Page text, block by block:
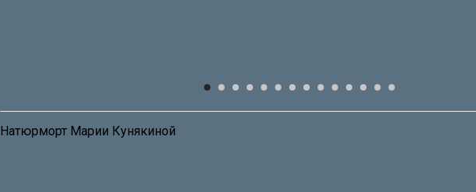
Натюрморт Марии Кунякиной